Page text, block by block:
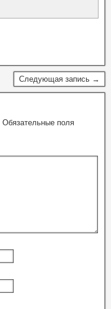
Следующая запись →
Обязательные поля